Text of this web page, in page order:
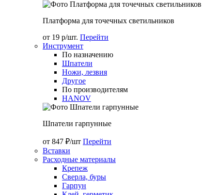
Платформа для точечных светильников
от 19 р/шт. Перейти
Инструмент
По назначению
Шпатели
Ножи, лезвия
Другое
По производителям
HANOV
Шпатели гарпунные
от 847 ₽/шт Перейти
Вставки
Расходные материалы
Крепеж
Сверла, буры
Гарпун